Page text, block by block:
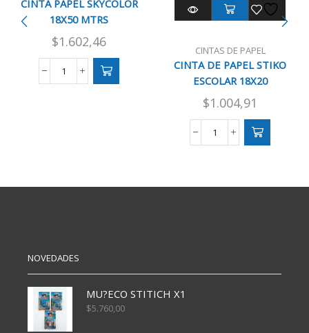
CINTA PAPEL SKYCOLOR
18X50 MTRS
$1.602,46
CINTA
CINTAS DE PAPEL
CINTA DE PAPEL STIKO
ESCOLAR 18X20
$1.004,91
CINTA
ESCOLAR
NOVEDADES
MU?ECO STITICH X1
$5.760,00